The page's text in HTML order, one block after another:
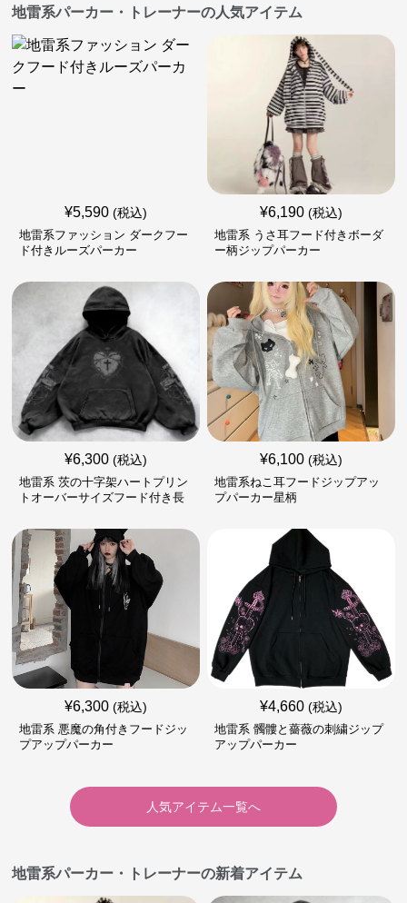
地雷系パーカー・トレーナーの人気アイテム
¥5,590 (税込)
地雷系ファッション ダークフー
ド付きルーズパーカー
¥6,190 (税込)
地雷系 うさ耳フード付きボーダ
ー柄ジップパーカー
¥6,300 (税込)
地雷系 茨の十字架ハートプリン
トオーバーサイズフード付き長
¥6,100 (税込)
地雷系ねこ耳フードジップアッ
プパーカー星柄
¥6,300 (税込)
地雷系 悪魔の角付きフードジッ
プアップパーカー
¥4,660 (税込)
地雷系 髑髏と薔薇の刺繍ジップ
アップパーカー
人気アイテム一覧へ
地雷系パーカー・トレーナーの新着アイテム